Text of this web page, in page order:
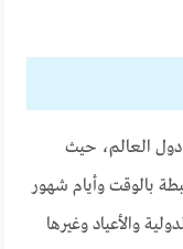
دول العالم، حيث
بالوقت وأيام شهور
والأعياد وغيرها